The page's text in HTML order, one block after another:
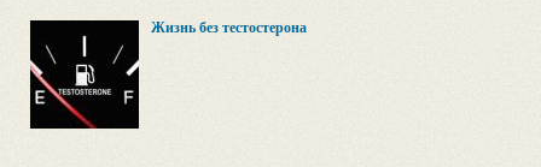
Жизнь без тестостерона